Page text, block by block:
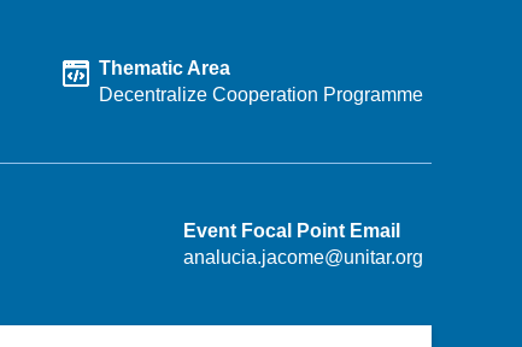
Thematic Area
Decentralize Cooperation Programme
Event Focal Point Email
analucia.jacome@unitar.org